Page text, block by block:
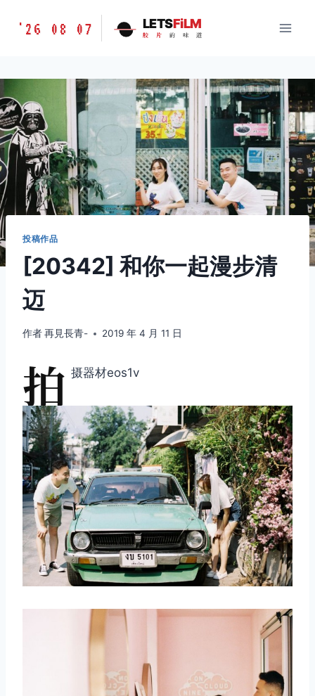
胶
味
道
LETSFILM
'26 08 07 LETSFiLM
胶 片 的 味 道
投稿作品
[20342] 和你一起漫步清
迈
作者再見長青- 2019 年 4 月 11 日
拍 摄器材eos1v